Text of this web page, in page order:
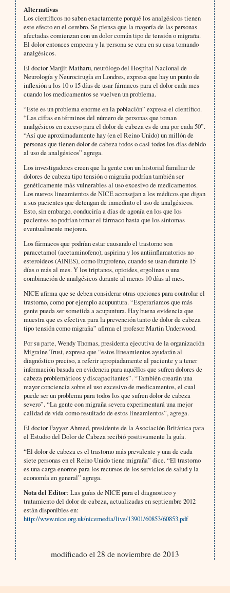
Alternativas
Los científicos no saben exactamente porqué los analgésicos tienen
este efecto en el cerebro. Se piensa que la mayoría de las personas
afectadas comienzan con un dolor común tipo de tensión o migraña.
El dolor entonces empeora y la persona se cura en su casa tomando
analgésicos.
El doctor Manjit Matharu, neurólogo del Hospital Nacional de
Neurología y Neurocirugía en Londres, expresa que hay un punto de
inflexión a los 10 o 15 días de usar fármacos para el dolor cada mes
cuando los medicamentos se vuelven un problema.
“Este es un problema enorme en la población” expresa el científico.
“Las cifras en términos del número de personas que toman
analgésicos en exceso para el dolor de cabeza es de una por cada 50”.
“Así que aproximadamente hay (en el Reino Unido) un millón de
personas que tienen dolor de cabeza todos o casi todos los días debido
al uso de analgésicos” agrega.
Los investigadores creen que la gente con un historial familiar de
dolores de cabeza tipo tensión o migraña podrían también ser
genéticamente más vulnerables al uso excesivo de medicamentos.
Los nuevos lineamientos de NICE aconsejan a los médicos que digan
a sus pacientes que detengan de inmediato el uso de analgésicos.
Esto, sin embargo, conduciría a días de agonía en los que los
pacientes no podrían tomar el fármaco hasta que los síntomas
eventualmente mejoren.
Los fármacos que podrían estar causando el trastorno son
paracetamol (acetaminofeno), aspirina y los antiinflamatorios no
esteroideos (AINES), como ibuprofeno, cuando se usan durante 15
días o más al mes. Y los triptanos, opioides, ergolinas o una
combinación de analgésicos durante al menos 10 días al mes.
NICE afirma que se deben considerar otras opciones para controlar el
trastorno, como por ejemplo acupuntura. “Esperaríamos que más
gente pueda ser sometida a acupuntura. Hay buena evidencia que
muestra que es efectiva para la prevención tanto de dolor de cabeza
tipo tensión como migraña” afirma el profesor Martin Underwood.
Por su parte, Wendy Thomas, presidenta ejecutiva de la organización
Migraine Trust, expresa que “estos lineamientos ayudarán al
diagnóstico preciso, a referir apropiadamente al paciente y a tener
información basada en evidencia para aquéllos que sufren dolores de
cabeza problemáticos y discapacitantes”. “También crearán una
mayor conciencia sobre el uso excesivo de medicamentos, el cual
puede ser un problema para todos los que sufren dolor de cabeza
severo”. “La gente con migraña severa experimentará una mejor
calidad de vida como resultado de estos lineamientos”, agrega.
El doctor Fayyaz Ahmed, presidente de la Asociación Británica para
el Estudio del Dolor de Cabeza recibió positivamente la guía.
“El dolor de cabeza es el trastorno más prevalente y una de cada
siete personas en el Reino Unido tiene migraña” dice. “El trastorno
es una carga enorme para los recursos de los servicios de salud y la
economía en general” agrega.
Nota del Editor: Las guías de NICE para el diagnostico y
tratamiento del dolor de cabeza, actualizadas en septiembre 2012
están disponibles en:
http://www.nice.org.uk/nicemedia/live/13901/60853/60853.pdf
modificado el 28 de noviembre de 2013